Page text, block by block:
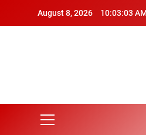
August 8, 2026 10:03:04